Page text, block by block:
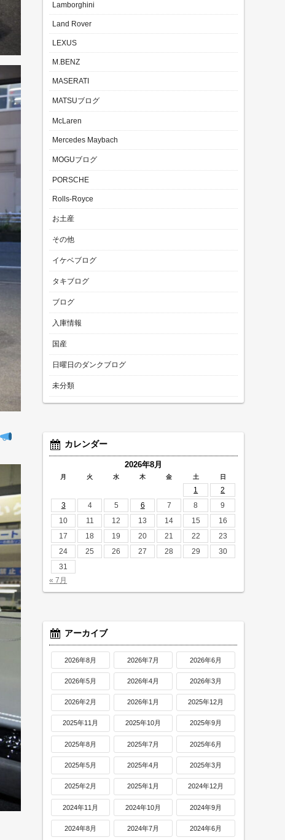
Lamborghini
Land Rover
LEXUS
M.BENZ
MASERATI
MATSUブログ
McLaren
Mercedes Maybach
MOGUブログ
PORSCHE
Rolls-Royce
お土産
その他
イケベブログ
タキブログ
ブログ
入庫情報
国産
日曜日のダンクブログ
未分類
カレンダー
2026年8月
月 火 水 木 金 土 日
1
2
3
4 5 6 7 8
9
10
11 12 13 14 15
16
17
18 19 20 21 22
23
24
25 26 27 28 29
30
31
« 7月
アーカイブ
2026年8月 2026年7月 2026年6月
2026年5月 2026年4月 2026年3月
2026年2月 2026年1月 2025年12月
2025年11月 2025年10月 2025年9月
2025年8月 2025年7月 2025年6月
2025年5月 2025年4月 2025年3月
2025年2月 2025年1月 2024年12月
2024年11月 2024年10月 2024年9月
2024年8月 2024年7月 2024年6月